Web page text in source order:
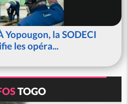
la SODECI
les opéra...
TOGO